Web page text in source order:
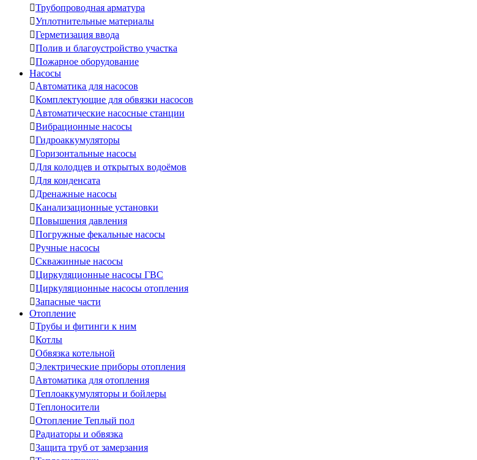
Трубопроводная арматура
Уплотнительные материалы
Герметизация ввода
Полив и благоустройство участка
Пожарное оборудование
Насосы
Автоматика для насосов
Комплектующие для обвязки насосов
Автоматические насосные станции
Вибрационные насосы
Гидроаккумуляторы
Горизонтальные насосы
Для колодцев и открытых водоёмов
Для конденсата
Дренажные насосы
Канализационные установки
Повышения давления
Погружные фекальные насосы
Ручные насосы
Скважинные насосы
Циркуляционные насосы ГВС
Циркуляционные насосы отопления
Запасные части
Отопление
Трубы и фитинги к ним
Котлы
Обвязка котельной
Электрические приборы отопления
Автоматика для отопления
Теплоаккумуляторы и бойлеры
Теплоносители
Отопление Теплый пол
Радиаторы и обвязка
Защита труб от замерзания